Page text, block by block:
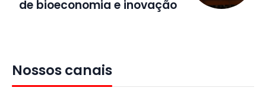
de bioeconomia e inovação
Nossos canais